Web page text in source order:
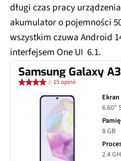
długi czas pracy
akumulator o pojemności
wszystkim czuwa Android
interfejsem One UI 6.1.
Samsung Galaxy
15 opinii
Ekran
6.60"
8 GB
2.4